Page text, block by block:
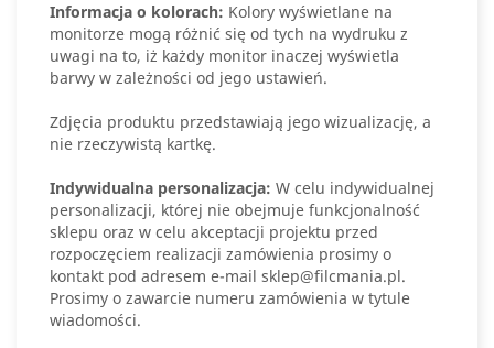
Informacja o kolorach: Kolory wyświetlane na
monitorze mogą różnić się od tych na wydruku z
uwagi na to, iż każdy monitor inaczej wyświetla
barwy w zależności od jego ustawień.
Zdjęcia produktu przedstawiają jego wizualizację, a
nie rzeczywistą kartkę.
Indywidualna personalizacja: W celu indywidualnej
personalizacji, której nie obejmuje funkcjonalność
sklepu oraz w celu akceptacji projektu przed
rozpoczęciem realizacji zamówienia prosimy o
kontakt pod adresem e-mail sklep@filcmania.pl.
Prosimy o zawarcie numeru zamówienia w tytule
wiadomości.